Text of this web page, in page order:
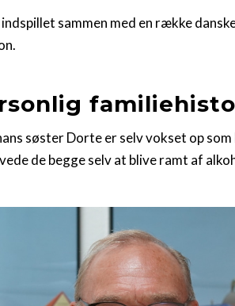
sammen med en række
søster Dorte er selv vokset op
de begge selv at blive ramt af